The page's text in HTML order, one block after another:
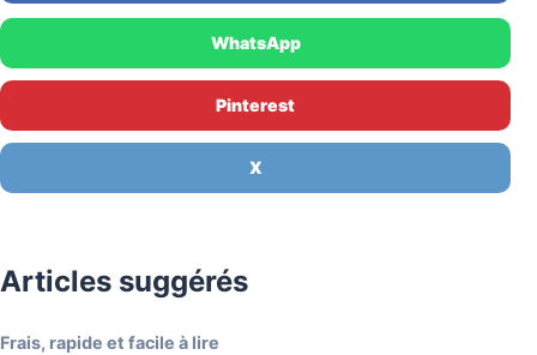
WhatsApp
Pinterest
X
Articles suggérés
Frais, rapide et facile à lire